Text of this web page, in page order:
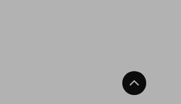
Нагоре